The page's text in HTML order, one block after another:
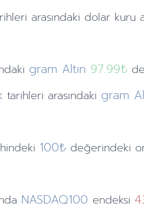
arasındaki dolar kuru
gram Altın 97.99₺
tarihleri arasındaki gram
100₺ değerindeki
NASDAQ100 endeksi